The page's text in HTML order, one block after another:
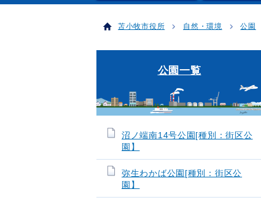
苫小牧市役所 自然・環境 公園
公園一覧
沼ノ端南14号公園[種別：街区公
園】
弥生わかば公園[種別：街区公
園】